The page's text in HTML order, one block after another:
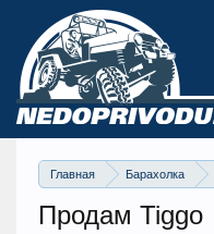
Главная Барахолка
Продам Tiggo